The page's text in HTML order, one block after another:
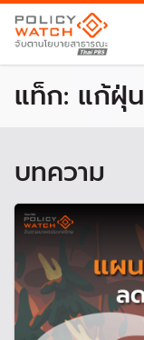
แท็ก: แก้ฝุ่น
บทความ